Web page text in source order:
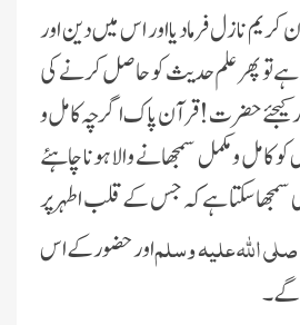
نازل فرمادیا اور اس میں دین اور
ہے تو پھر علم حدیث کو حاصل کرنے کی
حضرت ! قرآن پاک اگرچہ کامل و
ومکمل سمجھانے والا ہونا چاہئے
سمجھا سکتا ہے کہ جس کے قلب اطہر پر
صلی اللہ علیہ وسلماور حضور کے اس
۔